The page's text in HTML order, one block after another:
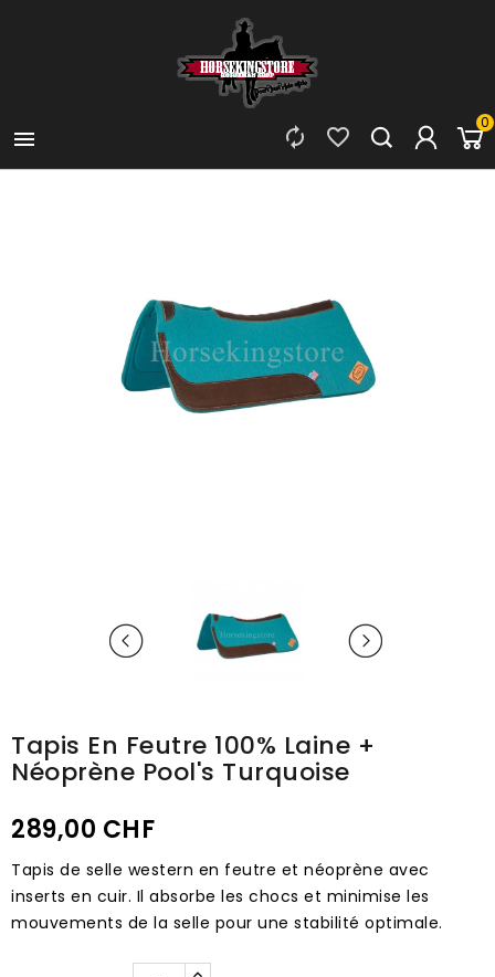

0


Tapis En Feutre 100% Laine +
Néoprène Pool's Turquoise
289,00 CHF
Tapis de selle western en feutre et néoprène avec
inserts en cuir. Il absorbe les chocs et minimise les
mouvements de la selle pour une stabilité optimale.